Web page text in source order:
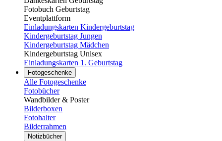
Fotobuch Geburtstag
Eventplattform
Einladungskarten Kindergeburtstag
Kindergeburtstag Jungen
Kindergeburtstag Mädchen
Kindergeburtstag Unisex
Einladungskarten 1. Geburtstag
Fotogeschenke
Alle Fotogeschenke
Fotobücher
Wandbilder & Poster
Bilderboxen
Fotohalter
Bilderrahmen
Notizbücher